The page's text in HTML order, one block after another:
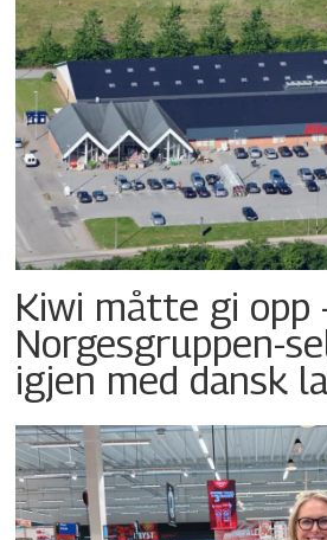
Kiwi måtte gi opp
Norgesgruppen-
igjen med dansk